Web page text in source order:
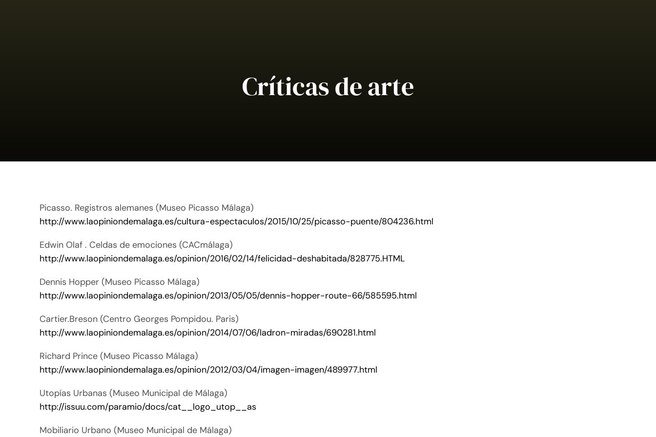
Críticas de arte
Picasso. Registros alemanes (Museo Picasso Málaga)
http://www.laopiniondemalaga.es/cultura-espectaculos/2015/10/25/picasso-puente/804236.html
Edwin Olaf . Celdas de emociones (CACmálaga)
http://www.laopiniondemalaga.es/opinion/2016/02/14/felicidad-deshabitada/828775.HTML
Dennis Hopper (Museo Picasso Málaga)
http://www.laopiniondemalaga.es/opinion/2013/05/05/dennis-hopper-route-66/585595.html
Cartier.Breson (Centro Georges Pompidou. Paris)
http://www.laopiniondemalaga.es/opinion/2014/07/06/ladron-miradas/690281.html
Richard Prince (Museo Picasso Málaga)
http://www.laopiniondemalaga.es/opinion/2012/03/04/imagen-imagen/489977.html
Utopías Urbanas (Museo Municipal de Málaga)
http://issuu.com/paramio/docs/cat__logo_utop__as
Mobiliario Urbano (Museo Municipal de Málaga)